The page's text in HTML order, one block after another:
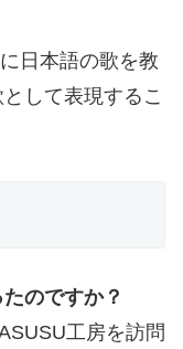
日本語の歌を教
して表現するこ
のですか？
工房を訪問